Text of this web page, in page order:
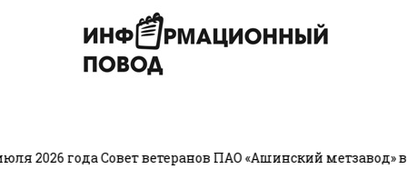
2026 года Совет ветеранов ПАО «Ашинский метзавод»